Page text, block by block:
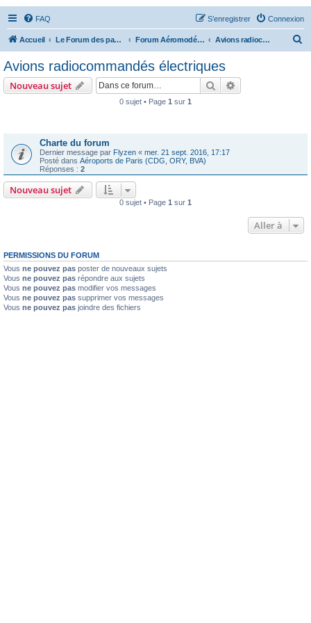
FAQ Connexion
S’enregistrer
Accueil Le Forum des passionnés d'aviation Forum Aéromodélisme Avions radiocommandés électriques
Avions radiocommandés électriques
Nouveau sujet Rechercher
0 sujet • Page 1 sur 1
Charte du forum
Dernier message par Flyzen « mer. 21 sept. 2016, 17:17
Posté dans Aéroports de Paris (CDG, ORY, BVA)
Réponses : 2
Nouveau sujet
0 sujet • Page 1 sur 1
Aller à
PERMISSIONS DU FORUM
Vous ne pouvez pas poster de nouveaux sujets
Vous ne pouvez pas répondre aux sujets
Vous ne pouvez pas modifier vos messages
Vous ne pouvez pas supprimer vos messages
Vous ne pouvez pas joindre des fichiers